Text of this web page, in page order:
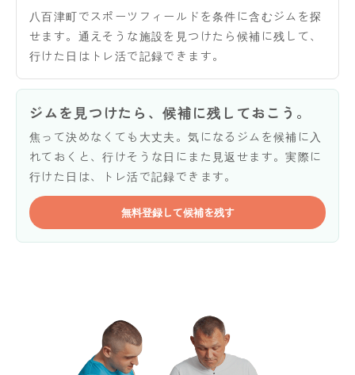
八百津町でスポーツフィールドを条件に含むジムを探
せます。通えそうな施設を見つけたら候補に残して、
行けた日はトレ活で記録できます。
ジムを見つけたら、候補に残しておこう。
焦って決めなくても大丈夫。気になるジムを候補に入
れておくと、行けそうな日にまた見返せます。実際に
行けた日は、トレ活で記録できます。
無料登録して候補を残す